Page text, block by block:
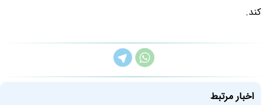
کند.
اخبار مرتبط